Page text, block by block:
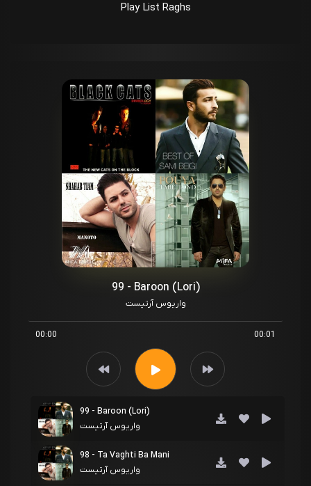
Play List Raghs
99 - Baroon (Lori)
واریوس آرتیست
00:00 00:01
99 - Baroon (Lori)
واریوس آرتیست
98 - Ta Vaghti Ba Mani
واریوس آرتیست